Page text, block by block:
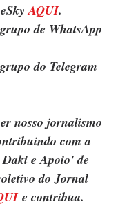
AQUI.
de WhatsApp
do Telegram
nosso jornalismo
com a
e Apoio' de
do Jornal
e contribua.